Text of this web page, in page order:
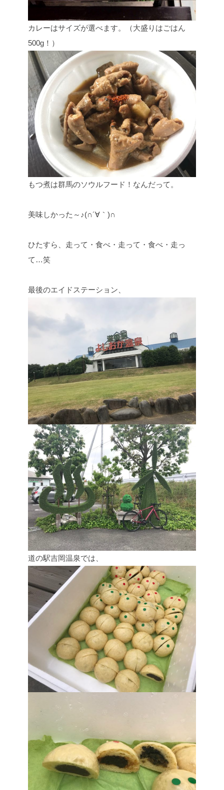
カレーはサイズが選べます。（大盛りはごはん
500g！）
もつ煮は群馬のソウルフード！なんだって。
美味しかった～♪(∩´∀｀)∩
ひたすら、走って・食べ・走って・食べ・走っ
て…笑
最後のエイドステーション、
道の駅吉岡温泉では、